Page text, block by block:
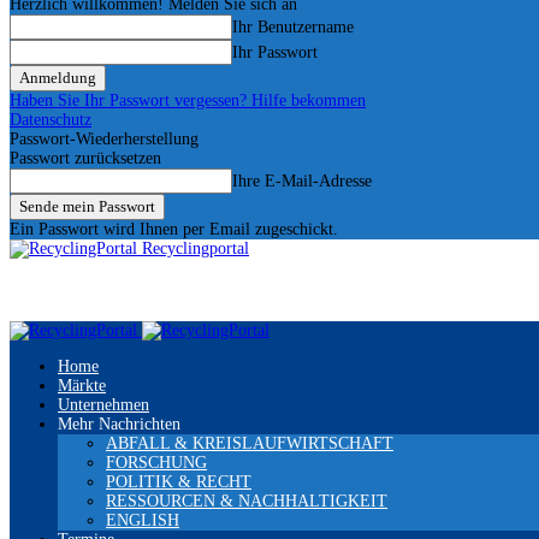
Herzlich willkommen! Melden Sie sich an
Ihr Benutzername
Ihr Passwort
Haben Sie Ihr Passwort vergessen? Hilfe bekommen
Datenschutz
Passwort-Wiederherstellung
Passwort zurücksetzen
Ihre E-Mail-Adresse
Ein Passwort wird Ihnen per Email zugeschickt.
Recyclingportal
Home
Märkte
Unternehmen
Mehr Nachrichten
ABFALL & KREISLAUFWIRTSCHAFT
FORSCHUNG
POLITIK & RECHT
RESSOURCEN & NACHHALTIGKEIT
ENGLISH